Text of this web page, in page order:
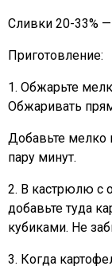
Сливки 20-33%
Приготовление:
1. Обжарьте
Обжаривать
Добавьте
пару минут.
2. В кастрюлю с
добавьте туда
кубиками. Не
3. Когда